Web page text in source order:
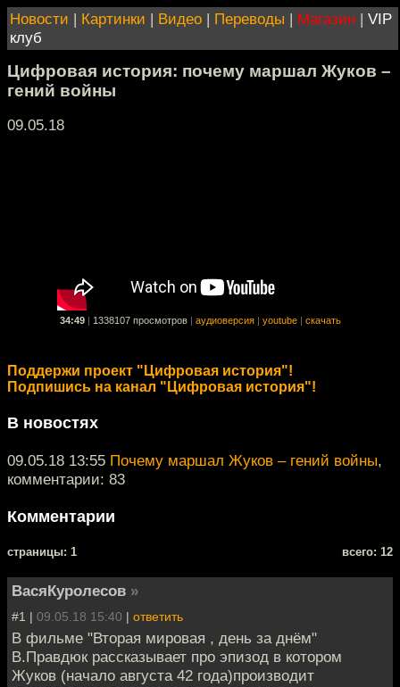
Новости | Картинки | Видео | Переводы | Магазин | VIP
клуб
Цифровая история: почему маршал Жуков –
гений войны
09.05.18
34:49 1338107 просмотров аудиоверсия youtube скачать
Поддержи проект "Цифровая история"!
Подпишись на канал "Цифровая история"!
В новостях
09.05.18 13:55 Почему маршал Жуков – гений войны,
комментарии: 83
Комментарии
cтраницы: 1 всего: 12
ВасяКуролесов »
#1 | 09.05.18 15:40 | ответить
В фильме "Вторая мировая , день за днём"
В.Правдюк рассказывает про эпизод в котором
Жуков (начало августа 42 года)производит